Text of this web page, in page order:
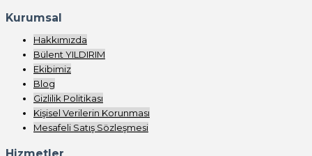
Kurumsal
Hakkımızda
Bülent YILDIRIM
Ekibimiz
Blog
Gizlilik Politikası
Kişisel Verilerin Korunması
Mesafeli Satış Sözleşmesi